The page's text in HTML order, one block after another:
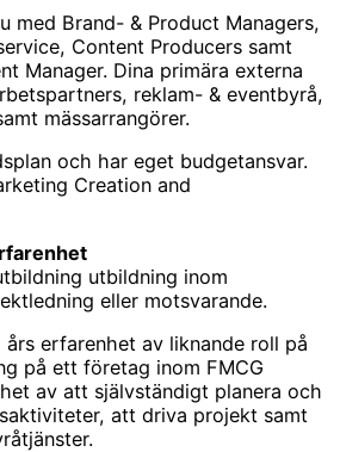
med Brand- & Product Managers,
Content Producers samt
Manager. Dina primära externa
reklam- & eventbyrå,
mässarrangörer.
och har eget budgetansvar.
Creation and
utbildning inom
eller motsvarande.
erfarenhet av liknande roll på
på ett företag inom FMCG
av att självständigt planera och
att driva projekt samt